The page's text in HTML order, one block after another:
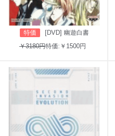
特価
[DVD] 幽遊白書
￥3180円特価:￥1500円